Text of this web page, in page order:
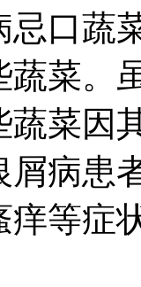
忌口蔬
蔬菜。
蔬菜因
屑病患
痒等症